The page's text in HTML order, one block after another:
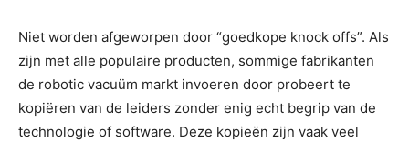
Niet worden afgeworpen door “goedkope knock offs”. Als
zijn met alle populaire producten, sommige fabrikanten
de robotic vacuüm markt invoeren door probeert te
kopiëren van de leiders zonder enig echt begrip van de
technologie of software. Deze kopieën zijn vaak veel